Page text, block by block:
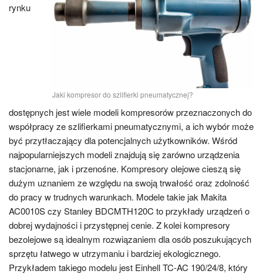
Jaki kompresor do szlifierki pneumatycznej?
rynku
dostępnych jest wiele modeli kompresorów przeznaczonych do
współpracy ze szlifierkami pneumatycznymi, a ich wybór może
być przytłaczający dla potencjalnych użytkowników. Wśród
najpopularniejszych modeli znajdują się zarówno urządzenia
stacjonarne, jak i przenośne. Kompresory olejowe cieszą się
dużym uznaniem ze względu na swoją trwałość oraz zdolność
do pracy w trudnych warunkach. Modele takie jak Makita
AC0010S czy Stanley BDCMTH120C to przykłady urządzeń o
dobrej wydajności i przystępnej cenie. Z kolei kompresory
bezolejowe są idealnym rozwiązaniem dla osób poszukujących
sprzętu łatwego w utrzymaniu i bardziej ekologicznego.
Przykładem takiego modelu jest Einhell TC-AC 190/24/8, który